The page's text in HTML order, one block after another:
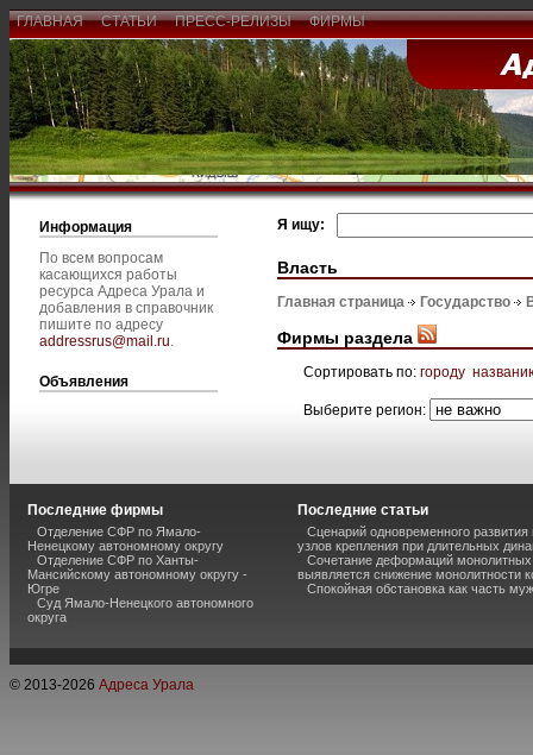
ГЛАВНАЯ СТАТЬИ ПРЕСС-РЕЛИЗЫ ФИРМЫ
Информация
По всем вопросам
касающихся работы
ресурса Адреса Урала и
добавления в справочник
пишите по адресу
addressrus@mail.ru.
Объявления
Я ищу:
Власть
Главная страница Государство
Фирмы раздела
Сортировать по: городу
Выберите регион:
Последние фирмы
Отделение СФР по Ямало-
Ненецкому автономному округу
Отделение СФР по Ханты-
Мансийскому автономному округу -
Югре
Суд Ямало-Ненецкого автономного
округа
Последние статьи
Сценарий одновременного
узлов крепления при длительных
Сочетание деформаций монолитных
выявляется снижение монолитности
Спокойная обстановка как часть
© 2013-2026 Адреса Урала